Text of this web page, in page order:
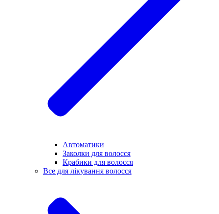
Автоматики
Заколки для волосся
Крабики для волосся
Все для лікування волосся